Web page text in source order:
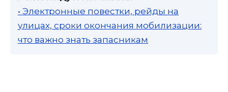
• Электронные повестки, рейды на
улицах, сроки окончания мобилизации:
что важно знать запасникам